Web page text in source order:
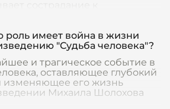
г
роль имеет война в жизни
"Судьба человека"?
и трагическое событие в
оставляющее глубокий
изменяющее его жизнь
Михаила Шолохова